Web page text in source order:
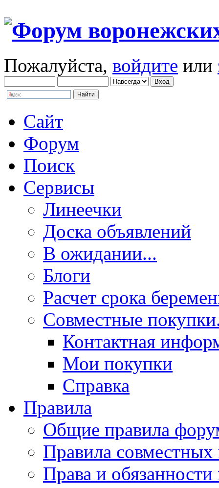
Пожалуйста, войдите или
Сайт
Форум
Поиск
Сервисы
Линеечки
Доска объявлений
В ожидании...
Блоги
Расчет срока
Совместные
Контактная
Мои покупки
Справка
Правила
Общие правила
Правила совместных
Права и